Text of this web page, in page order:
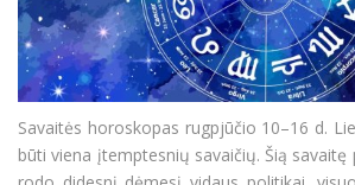
Savaitės horoskopas rugpjūčio 10–16 d.
būti viena įtemptesnių savaičių. Šią